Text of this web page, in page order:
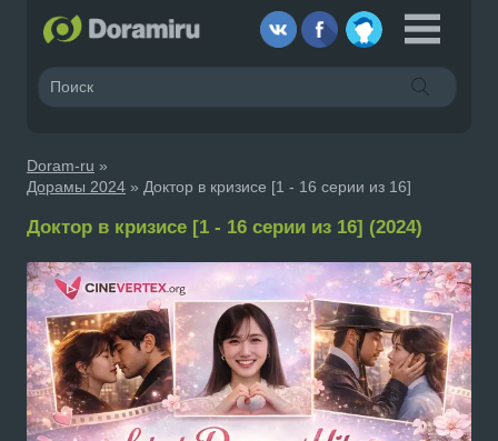
Doram-ru »
Дорамы 2024 » Доктор в кризисе [1 - 16 серии из 16]
Доктор в кризисе [1 - 16 серии из 16] (2024)